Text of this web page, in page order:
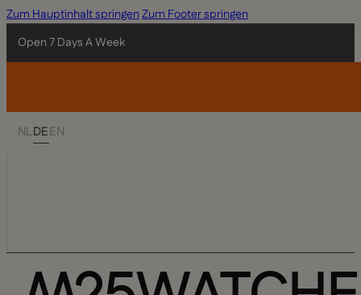
Zum Hauptinhalt springenZum Footer springen
Open 7 Days A Week
NLDEEN